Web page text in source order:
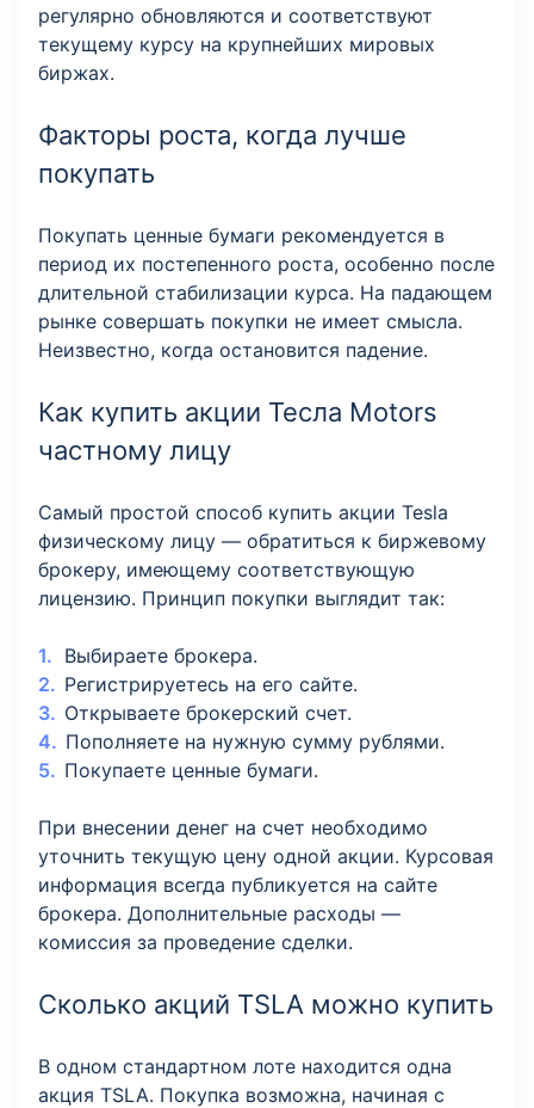
регулярно обновляются и соответствуют
текущему курсу на крупнейших мировых
биржах.
Факторы роста, когда лучше
покупать
Покупать ценные бумаги рекомендуется в
период их постепенного роста, особенно после
длительной стабилизации курса. На падающем
рынке совершать покупки не имеет смысла.
Неизвестно, когда остановится падение.
Как купить акции Тесла Motors
частному лицу
Самый простой способ купить акции Tesla
физическому лицу — обратиться к биржевому
брокеру, имеющему соответствующую
лицензию. Принцип покупки выглядит так:
Выбираете брокера.
Регистрируетесь на его сайте.
Открываете брокерский счет.
Пополняете на нужную сумму рублями.
Покупаете ценные бумаги.
При внесении денег на счет необходимо
уточнить текущую цену одной акции. Курсовая
информация всегда публикуется на сайте
брокера. Дополнительные расходы —
комиссия за проведение сделки.
Сколько акций TSLA можно купить
В одном стандартном лоте находится одна
акция TSLA. Покупка возможна, начиная с